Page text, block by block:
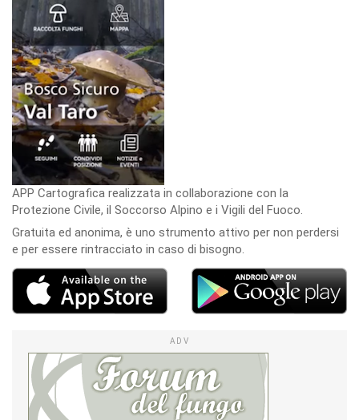
APP Cartografica realizzata in collaborazione con la
Protezione Civile, il Soccorso Alpino e i Vigili del Fuoco.
Gratuita ed anonima, è uno strumento attivo per non perdersi
e per essere rintracciato in caso di bisogno.
ADV